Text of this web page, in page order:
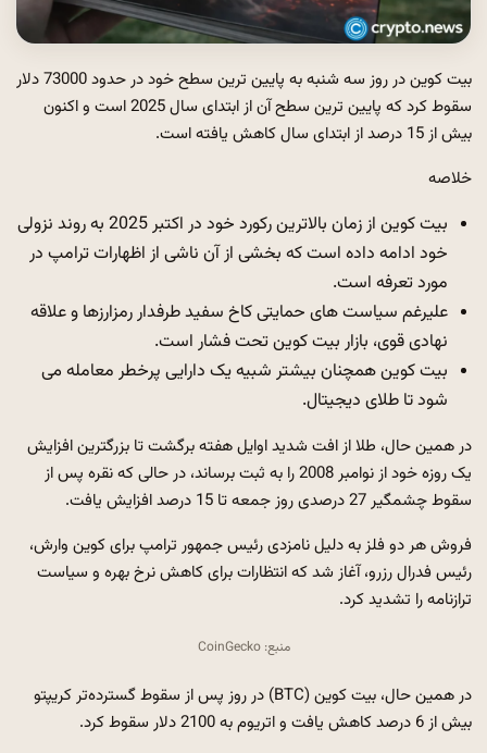
بیت کوین در روز سه شنبه به پایین ترین سطح خود در حدود 73000 دلار
سقوط کرد که پایین ترین سطح آن از ابتدای سال 2025 است و اکنون
بیش از 15 درصد از ابتدای سال کاهش یافته است.
خلاصه
بیت کوین از زمان بالاترین رکورد خود در اکتبر 2025 به روند نزولی
خود ادامه داده است که بخشی از آن ناشی از اظهارات ترامپ در
مورد تعرفه است.
علیرغم سیاست های حمایتی کاخ سفید طرفدار رمزارزها و علاقه
نهادی قوی، بازار بیت کوین تحت فشار است.
بیت کوین همچنان بیشتر شبیه یک دارایی پرخطر معامله می
شود تا طلای دیجیتال.
در همین حال، طلا از افت شدید اوایل هفته برگشت تا بزرگترین افزایش
یک روزه خود از نوامبر 2008 را به ثبت برساند، در حالی که نقره پس از
سقوط چشمگیر 27 درصدی روز جمعه تا 15 درصد افزایش یافت.
فروش هر دو فلز به دلیل نامزدی رئیس جمهور ترامپ برای کوین وارش،
رئیس فدرال رزرو، آغاز شد که انتظارات برای کاهش نرخ بهره و سیاست
ترازنامه را تشدید کرد.
منبع: CoinGecko
در همین حال، بیت کوین (BTC) در روز پس از سقوط گسترده‌تر کریپتو
بیش از 6 درصد کاهش یافت و اتریوم به 2100 دلار سقوط کرد.